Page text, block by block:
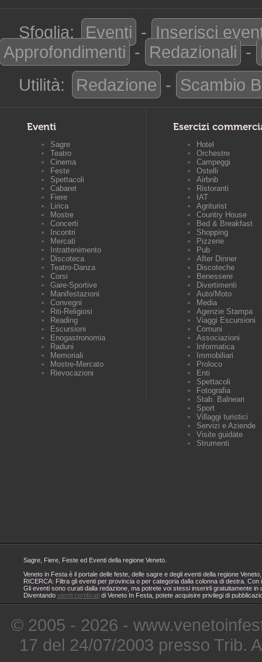
Sfoglia: Eventi - Inserisci
Approfondimenti - Redazionali -
Utilità:
Redazione - Scambio
Eventi
Sagre
Teatro
Cinema
Feste
Spettacoli
Cabaret
Fiere
Lirica
Mostre
Concerti
Incontri
Mercati
Intrattenimento
Discoteca
Teatro-Danza
Corsi
Gare-Sportive
Manifestazioni
Convegni
Riti-Religiosi
Reading
Escursioni
Enogastronomia
Raduni
Memoriali
Mostre-Mercato
Rievocazioni
Esercizi
Hotel
Orchestre
Campeggi
Ostelli
Airbnb
Ristoranti
IAT
Agriturist
Country House
Bed & Breakfast
Shopping
Pizzerie
Pub
After Dinner
Discoteche
Benessere
Divertimenti
Auto/Moto
Media
Agenzie Stampa
Viaggi Escursioni
Comuni
Associazioni
Informatica
Immobiliari
Proloco
Enti
Spettacoli
Fotografia
Stab. Balneari
Sport
Villaggi turistici
Servizi e Aziende
Visite guidate
Strumenti
Sagre, Fiere, Feste ed Eventi della regione Veneto.
Veneto in Festa è il portale delle feste, delle sagre e degli eventi della regione
RICERCA: Filtra gli eventi per provincia o per categoria dalla colonna di destra.
Gli eventi sono curati dalla redazione, ma potrete voi stessi inserirli gratuitamente
Diventando utenti certificati di Veneto In Festa, potete acquisire privilegi di
© 2005 - 2026 -
17 del 24/07/2003 presso Trib.